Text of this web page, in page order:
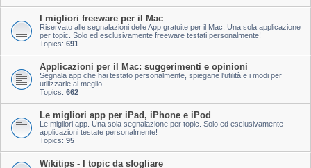
I migliori freeware per il Mac
Riservato alle segnalazioni delle App gratuite per il Mac. Una sola applicazione
per topic. Solo ed esclusivamente freeware testati personalmente!
Topics: 691
Applicazioni per il Mac: suggerimenti e opinioni
Segnala app che hai testato personalmente, spiegane l'utilità e i modi per
utilizzarle al meglio.
Topics: 662
Le migliori app per iPad, iPhone e iPod
Le migliori app. Una sola segnalazione per topic. Solo ed esclusivamente
applicazioni testate personalmente!
Topics: 95
Wikitips - I topic da sfogliare